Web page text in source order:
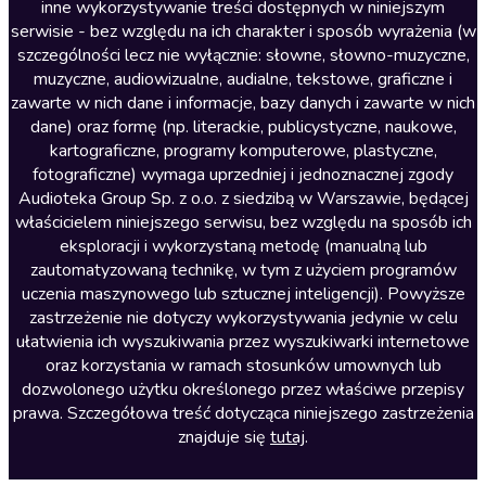
Literatura faktu
Literatura obyczajowa
Literatura piękna obca
Literatura piękna polska
Nagrania relaksacyjne
Nauka języków
Nauki humanistyczne
Podcasty i audycje
Polityka
Prasa
Religia
Romans
inne wykorzystywanie treści dostępnych w niniejszym
serwisie - bez względu na ich charakter i sposób wyrażenia (w
szczególności lecz nie wyłącznie: słowne, słowno-muzyczne,
muzyczne, audiowizualne, audialne, tekstowe, graficzne i
zawarte w nich dane i informacje, bazy danych i zawarte w nich
dane) oraz formę (np. literackie, publicystyczne, naukowe,
kartograficzne, programy komputerowe, plastyczne,
fotograficzne) wymaga uprzedniej i jednoznacznej zgody
Audioteka Group Sp. z o.o. z siedzibą w Warszawie, będącej
właścicielem niniejszego serwisu, bez względu na sposób ich
eksploracji i wykorzystaną metodę (manualną lub
zautomatyzowaną technikę, w tym z użyciem programów
uczenia maszynowego lub sztucznej inteligencji). Powyższe
zastrzeżenie nie dotyczy wykorzystywania jedynie w celu
ułatwienia ich wyszukiwania przez wyszukiwarki internetowe
oraz korzystania w ramach stosunków umownych lub
dozwolonego użytku określonego przez właściwe przepisy
prawa. Szczegółowa treść dotycząca niniejszego zastrzeżenia
znajduje się tutaj.